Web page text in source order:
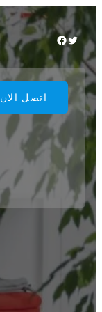
Facebook Twitter
اتصل الان